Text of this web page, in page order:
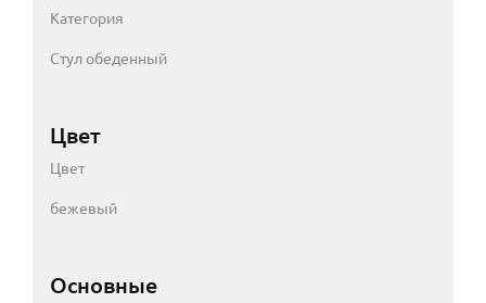
Категория
Стул обеденный
Цвет
Цвет
бежевый
Основные